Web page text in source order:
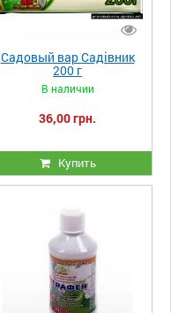
Садовый вар Садівник
200 г
В наличии
36,00 грн.
Купить